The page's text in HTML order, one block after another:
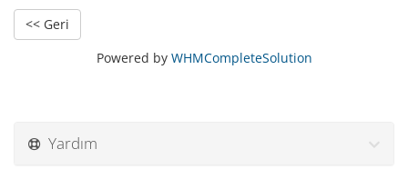
<< Geri
Powered by WHMCompleteSolution
Yardım